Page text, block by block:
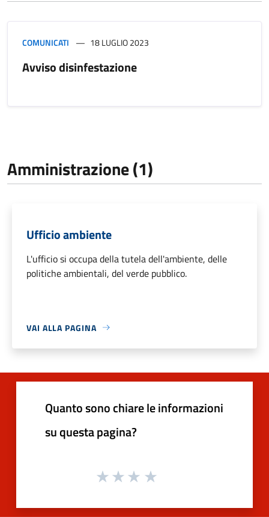
COMUNICATI 18 LUGLIO 2023
Avviso disinfestazione
Amministrazione (1)
Ufficio ambiente
L'ufficio si occupa della tutela dell'ambiente, delle
politiche ambientali, del verde pubblico.
VAI ALLA PAGINA
Quanto sono chiare le informazioni
su questa pagina?